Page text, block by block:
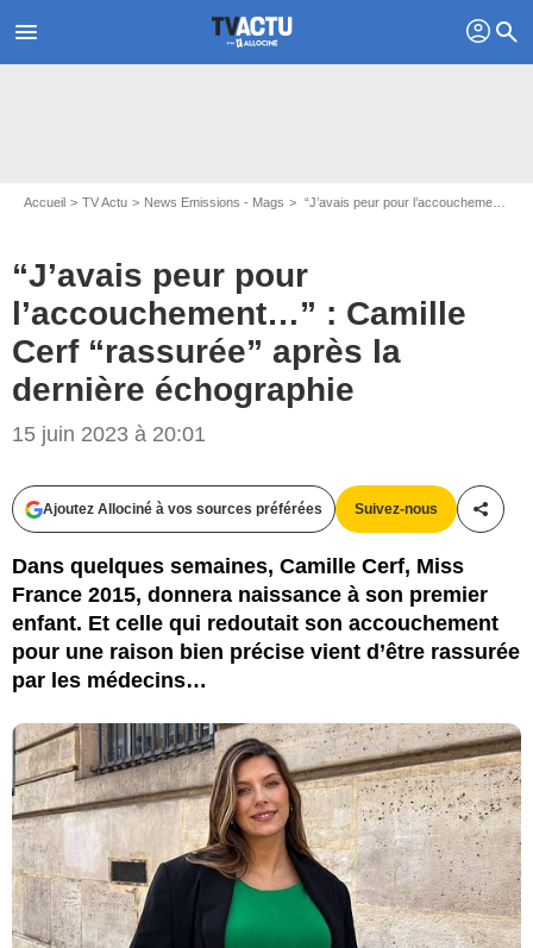
menu profil search
Accueil TV Actu News Emissions - Mags “J’avais peur pour l’accouchement…” : Camille Cerf “rassurée” après la dernière échographie
“J’avais peur pour
l’accouchement…” : Camille
Cerf “rassurée” après la
dernière échographie
15 juin 2023 à 20:01
Ajoutez Allociné à vos sources préférées Suivez-nous
Dans quelques semaines, Camille Cerf, Miss
France 2015, donnera naissance à son premier
enfant. Et celle qui redoutait son accouchement
pour une raison bien précise vient d’être rassurée
par les médecins…
Instagram Camille Cerf